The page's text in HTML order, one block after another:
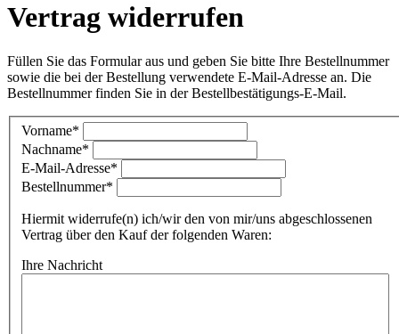
Vertrag widerrufen
Füllen Sie das Formular aus und geben Sie bitte Ihre Bestellnummer
sowie die bei der Bestellung verwendete E-Mail-Adresse an. Die
Bestellnummer finden Sie in der Bestellbestätigungs-E-Mail.
Vorname*
Nachname*
E-Mail-Adresse*
Bestellnummer*
Hiermit widerrufe(n) ich/wir den von mir/uns abgeschlossenen
Vertrag über den Kauf der folgenden Waren:
Ihre Nachricht